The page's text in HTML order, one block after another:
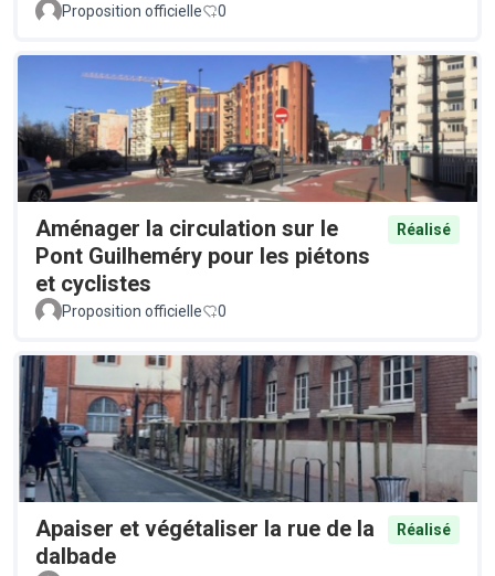
Proposition officielle 0
Aménager la circulation sur le
Pont Guilheméry pour les piétons
et cyclistes
Réalisé
Proposition officielle 0
Apaiser et végétaliser la rue de la
dalbade
Réalisé